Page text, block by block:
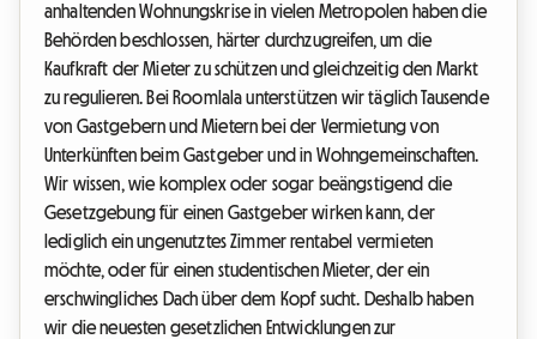
anhaltenden Wohnungskrise in vielen Metropolen haben die
Behörden beschlossen, härter durchzugreifen, um die
Kaufkraft der Mieter zu schützen und gleichzeitig den Markt
zu regulieren. Bei Roomlala unterstützen wir täglich Tausende
von Gastgebern und Mietern bei der Vermietung von
Unterkünften beim Gastgeber und in Wohngemeinschaften.
Wir wissen, wie komplex oder sogar beängstigend die
Gesetzgebung für einen Gastgeber wirken kann, der
lediglich ein ungenutztes Zimmer rentabel vermieten
möchte, oder für einen studentischen Mieter, der ein
erschwingliches Dach über dem Kopf sucht. Deshalb haben
wir die neuesten gesetzlichen Entwicklungen zur